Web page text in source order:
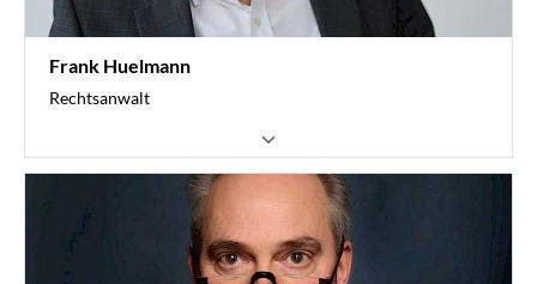
Frank Huelmann
Rechtsanwalt
Sozialrecht
Kompetenzstelle Fahrpersonal
Sprecher Kompetenzzentrum Recht (KomRe)
Wirtschaftsrecht/Insolvenzrecht